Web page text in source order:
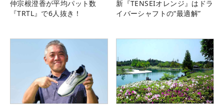
仲宗根澄香が平均パット数
『TRTL』で6人抜き！
新『TENSEIオレンジ』はドラ
イバーシャフトの“最適解”